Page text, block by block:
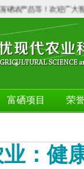
产品等！欢迎广大客
富硒项目 荣
：健